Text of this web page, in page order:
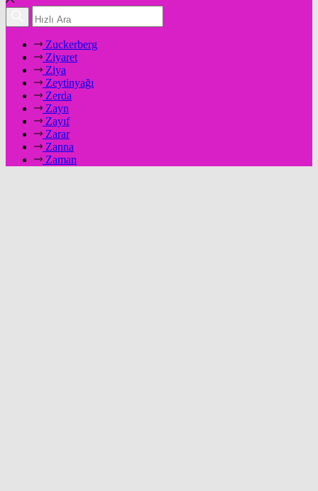
Zuckerberg
Ziyaret
Ziya
Zeytinyağı
Zerda
Zayn
Zayıf
Zarar
Zanna
Zaman